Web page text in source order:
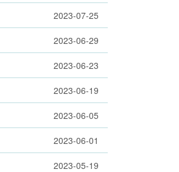
2023-07-25
2023-06-29
2023-06-23
2023-06-19
2023-06-05
2023-06-01
2023-05-19